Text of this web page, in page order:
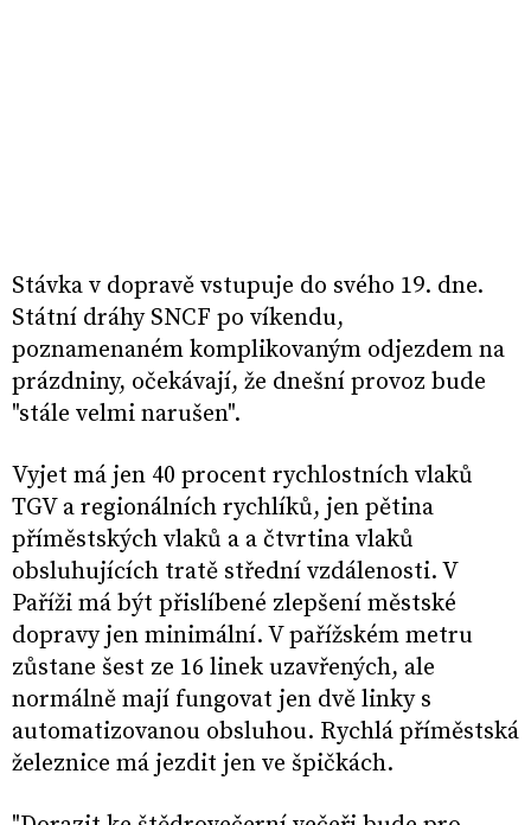
Stávka v dopravě vstupuje do svého 19. dne.
Státní dráhy SNCF po víkendu,
poznamenaném komplikovaným odjezdem na
prázdniny, očekávají, že dnešní provoz bude
"stále velmi narušen".
Vyjet má jen 40 procent rychlostních vlaků
TGV a regionálních rychlíků, jen pětina
příměstských vlaků a a čtvrtina vlaků
obsluhujících tratě střední vzdálenosti. V
Paříži má být přislíbené zlepšení městské
dopravy jen minimální. V pařížském metru
zůstane šest ze 16 linek uzavřených, ale
normálně mají fungovat jen dvě linky s
automatizovanou obsluhou. Rychlá příměstská
železnice má jezdit jen ve špičkách.